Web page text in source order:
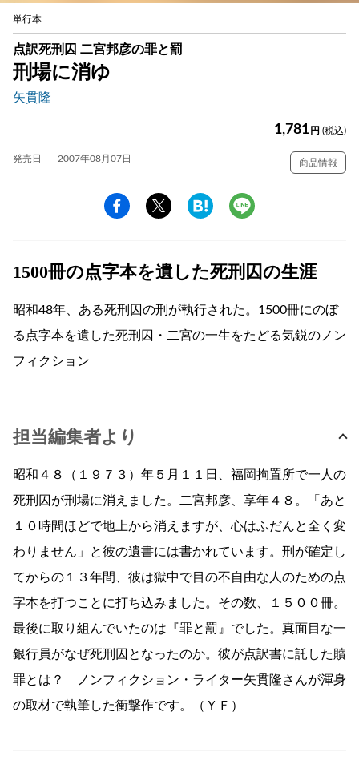
単行本
点訳死刑囚 二宮邦彦の罪と罰
刑場に消ゆ
矢貫隆
1,781 円 (税込)
発売日 2007年08月07日 商品情報
1500冊の点字本を遺した死刑囚の生涯
昭和48年、ある死刑囚の刑が執行された。1500冊にのぼ
る点字本を遺した死刑囚・二宮の一生をたどる気鋭のノン
フィクション
担当編集者より
昭和４８（１９７３）年５月１１日、福岡拘置所で一人の
死刑囚が刑場に消えました。二宮邦彦、享年４８。「あと
１０時間ほどで地上から消えますが、心はふだんと全く変
わりません」と彼の遺書には書かれています。刑が確定し
てからの１３年間、彼は獄中で目の不自由な人のための点
字本を打つことに打ち込みました。その数、１５００冊。
最後に取り組んでいたのは『罪と罰』でした。真面目な一
銀行員がなぜ死刑囚となったのか。彼が点訳書に託した贖
罪とは？ ノンフィクション・ライター矢貫隆さんが渾身
の取材で執筆した衝撃作です。（ＹＦ）